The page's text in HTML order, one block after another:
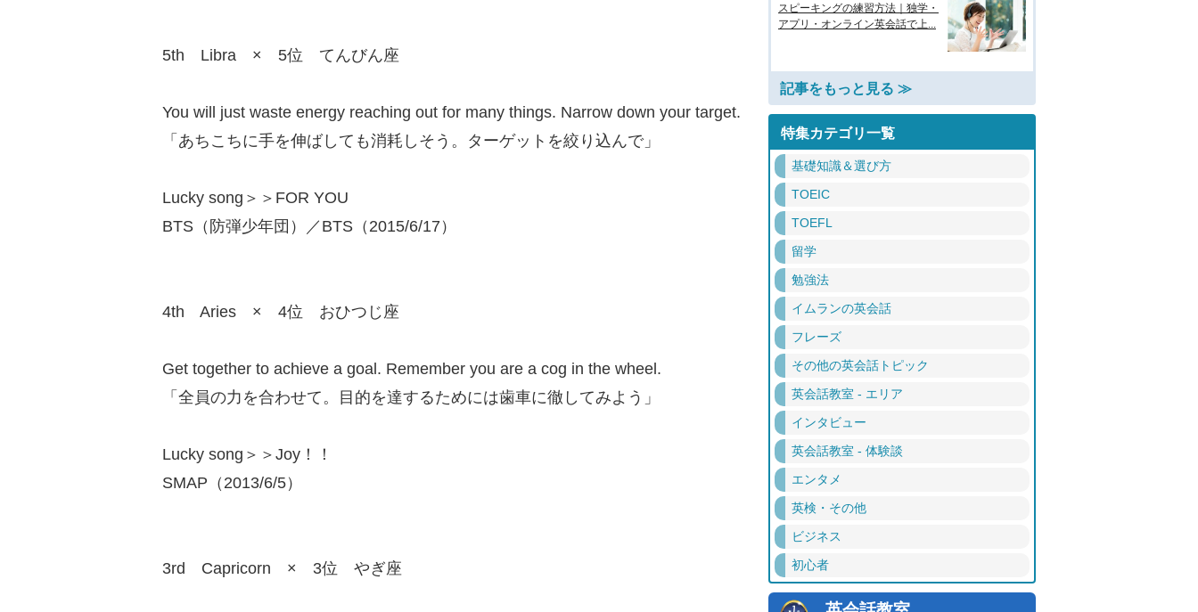
5th Libra × 5位 てんびん座
You will just waste energy reaching out for many things. Narrow down your target.
「あちこちに手を伸ばしても消耗しそう。ターゲットを絞り込んで」
Lucky song＞＞FOR YOU
BTS（防弾少年団）／BTS（2015/6/17）
4th Aries × 4位 おひつじ座
Get together to achieve a goal. Remember you are a cog in the wheel.
「全員の力を合わせて。目的を達するためには歯車に徹してみよう」
Lucky song＞＞Joy！！
SMAP（2013/6/5）
3rd Capricorn × 3位 やぎ座
スピーキングの練習方法｜独学・
アプリ・オンライン英会話で上...
記事をもっと見る ≫
特集カテゴリ一覧
基礎知識＆選び方
TOEIC
TOEFL
留学
勉強法
イムランの英会話
フレーズ
その他の英会話トピック
英会話教室 - エリア
インタビュー
英会話教室 - 体験談
エンタメ
英検・その他
ビジネス
初心者